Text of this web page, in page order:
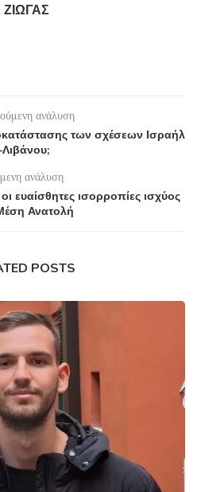
ανάλυση
των σχέσεων Ισραήλ
ανάλυση
ευαίσθητες ισορροπίες ισχύος
Ανατολή
POSTS